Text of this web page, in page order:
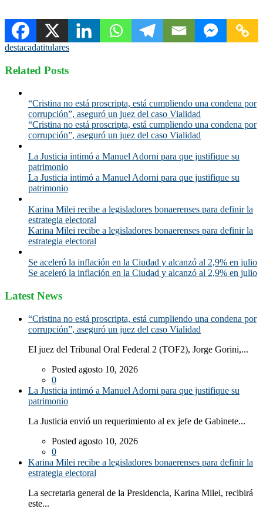
destacadatitulares
Related Posts
“Cristina no está proscripta, está cumpliendo una condena por
corrupción”, aseguró un juez del caso Vialidad
“Cristina no está proscripta, está cumpliendo una condena por
corrupción”, aseguró un juez del caso Vialidad
La Justicia intimó a Manuel Adorni para que justifique su
patrimonio
La Justicia intimó a Manuel Adorni para que justifique su
patrimonio
Karina Milei recibe a legisladores bonaerenses para definir la
estrategia electoral
Karina Milei recibe a legisladores bonaerenses para definir la
estrategia electoral
Se aceleró la inflación en la Ciudad y alcanzó al 2,9% en julio
Se aceleró la inflación en la Ciudad y alcanzó al 2,9% en julio
Latest News
“Cristina no está proscripta, está cumpliendo una condena por
corrupción”, aseguró un juez del caso Vialidad
El juez del Tribunal Oral Federal 2 (TOF2), Jorge Gorini,...
Posted agosto 10, 2026
0
La Justicia intimó a Manuel Adorni para que justifique su
patrimonio
La Justicia envió un requerimiento al ex jefe de Gabinete...
Posted agosto 10, 2026
0
Karina Milei recibe a legisladores bonaerenses para definir la
estrategia electoral
La secretaria general de la Presidencia, Karina Milei, recibirá
este...